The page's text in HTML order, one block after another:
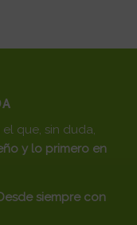
que, sin duda,
y lo primero en
siempre con